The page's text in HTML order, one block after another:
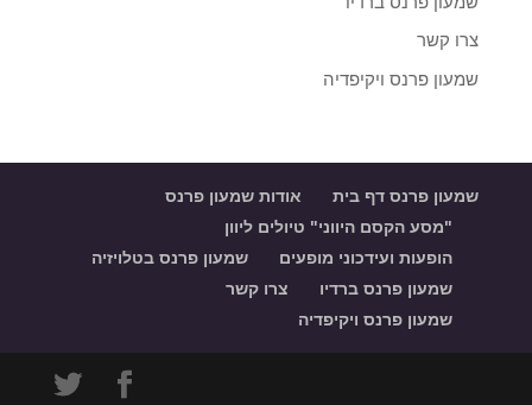
צרו קשר
שמעון פרנס ויקיפדיה
שמעון פרנס דף בית
אודות שמעון פרנס
"מסע הקסם היווני" טיולים ליוון
הופעות ועידכוני מופעים
שמעון פרנס בטלויזיה
שמעון פרנס ברדיו
צרו קשר
שמעון פרנס ויקיפדיה